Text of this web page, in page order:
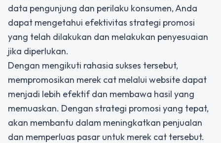
data pengunjung dan perilaku konsumen, Anda
dapat mengetahui efektivitas strategi promosi
yang telah dilakukan dan melakukan penyesuaian
jika diperlukan.
Dengan mengikuti rahasia sukses tersebut,
mempromosikan merek cat melalui website dapat
menjadi lebih efektif dan membawa hasil yang
memuaskan. Dengan strategi promosi yang tepat,
akan membantu dalam meningkatkan penjualan
dan memperluas pasar untuk merek cat tersebut.